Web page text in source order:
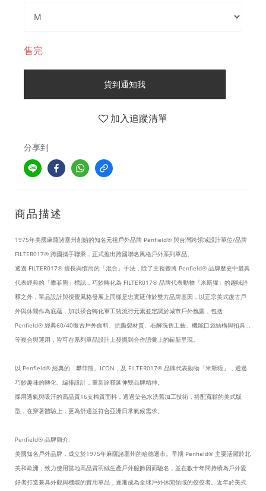
售完
貨到通知我
加入追蹤清單
分享到
商品描述
1975年美國麻薩諸塞州創始的知名元祖戶外品牌 Penfield® 與台灣跨領域設計單位/品牌
FILTER017® 跨國攜手聯乘，正式推出跨國聯名風格戶外系列單品。
透過 FILTER017® 擅長與慣用的「混合」手法，除了主視覺將 Penfield® 品牌歷史中最具
代表經典的「攀菲熊」標誌，巧妙轉化為 FILTER017® 品牌代表動物「米斯獾」的趣味詮
釋之外，單品設計與視覺風格發展上同樣是忠實延伸於雙方品牌基因，以正宗美式復古戶
外與休閒作為底蘊，加以揉合轉化軍工裝流行元素並定調於城市戶外氛圍，包括
Penfield® 經典60/40復古戶外面料、抗撕裂材質、石酵洗舊工藝、機能口袋結構與扣具...
等複合與運用，皆可在系列單品設計上發掘到合作語彙上的嶄新呈現。
以 Penfield® 經典的「攀菲熊」ICON，及 FILTER017® 品牌代表動物「米斯獾」，透過
巧妙趣味的轉化、編排設計，重新詮釋延伸雙品牌精神。
採用透氣與吸汗的高品質16支棉質面料，透過染色水洗舊加工技術，搭配寬鬆的美式版
型，在穿著體驗上，更為舒適並符合亞洲日常氣候需求。
Penfield® 品牌簡介:
美國知名戶外品牌，成立於1975年麻薩諸塞州的哈德遜市。早期 Penfield® 主要活躍於北
美和歐洲，致力使用當地高品質羽絨生產戶外服飾因而馳名，並在數十年間持續為戶外愛
好者打造兼具外觀與機能的實用單品，逐漸成為全球戶外休閒領域的佼佼者。近年於美式